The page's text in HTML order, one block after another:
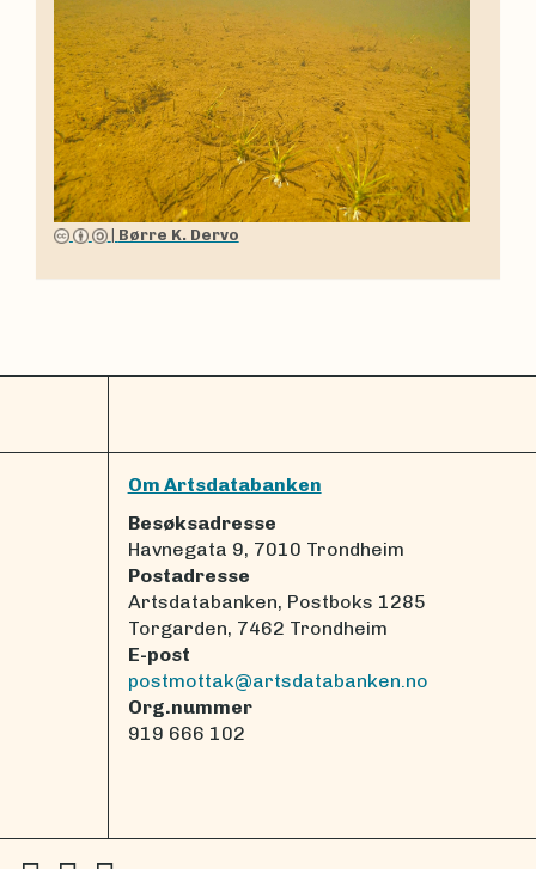
Børre K. Dervo
Om Artsdatabanken
Besøksadresse
Havnegata 9, 7010 Trondheim
Postadresse
Artsdatabanken, Postboks 1285
Torgarden, 7462 Trondheim
E-post
postmottak@artsdatabanken.no
Org.nummer
919 666 102